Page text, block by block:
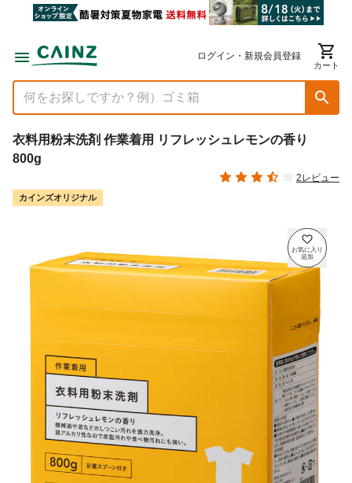
ログイン・新規会員登録
カート
衣料用粉末洗剤 作業着用 リフレッシュレモンの香り
800g
2レビュー
カインズオリジナル